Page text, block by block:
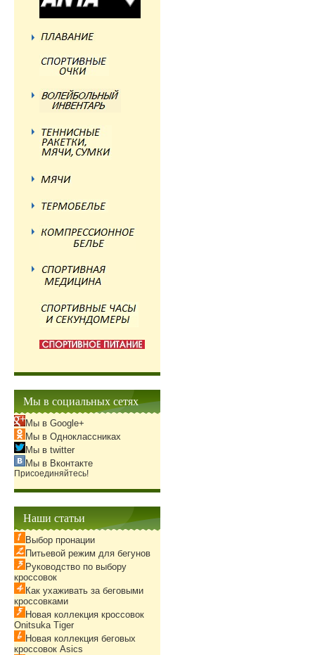
Мы в социальных сетях
Мы в Google+
Мы в Одноклассниках
Мы в twitter
Мы в Вконтакте
Присоединяйтесь!
Наши статьи
Выбор пронации
Питьевой режим для бегунов
Руководство по выбору
кроссовок
Как ухаживать за беговыми
кроссовками
Новая коллекция кроссовок
Onitsuka Tiger
Новая коллекция беговых
кроссовок Asics